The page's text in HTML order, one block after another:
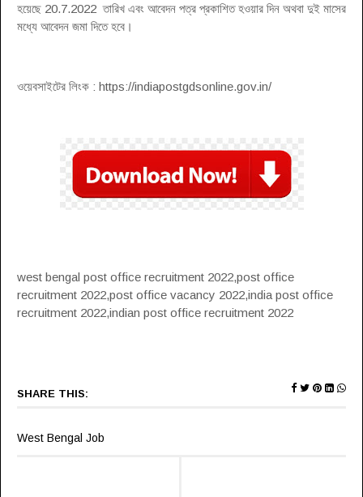
হয়েছে 20.7.2022 তারিখ এবং আবেদন পত্র প্রকাশিত হওয়ার দিন অথবা দুই মাসের
মধ্যে আবেদন জমা দিতে হবে।
ওয়েবসাইটের লিংক : https://indiapostgdsonline.gov.in/
west bengal post office recruitment 2022,post office
recruitment 2022,post office vacancy 2022,india post office
recruitment 2022,indian post office recruitment 2022
SHARE THIS:
West Bengal Job